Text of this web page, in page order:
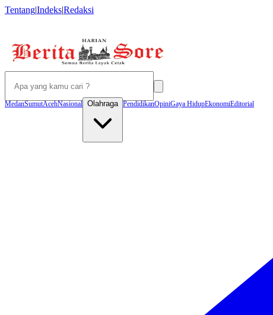
Tentang|Indeks|Redaksi
MedanSumutAcehNasional Olahraga PendidikanOpiniGaya HidupEkonomiEditorial